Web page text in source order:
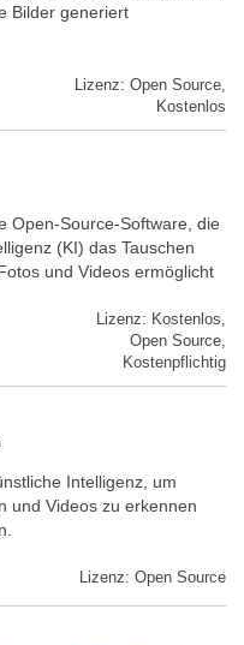
Bilder generiert
Lizenz: Open Source,
Kostenlos
Open-Source-Software, die
(KI) das Tauschen
und Videos ermöglicht
Lizenz: Kostenlos,
Open Source,
Kostenpflichtig
Intelligenz, um
und Videos zu erkennen
Lizenz: Open Source